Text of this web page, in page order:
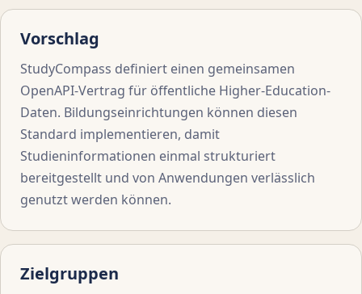
Vorschlag
StudyCompass definiert einen gemeinsamen
OpenAPI-Vertrag für öffentliche Higher-Education-
Daten. Bildungseinrichtungen können diesen
Standard implementieren, damit
Studieninformationen einmal strukturiert
bereitgestellt und von Anwendungen verlässlich
genutzt werden können.
Zielgruppen